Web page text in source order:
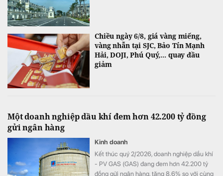
Chiều ngày 6/8, giá vàng miếng,
vàng nhẫn tại SJC, Bảo Tín Mạnh
Hải, DOJI, Phú Quý,... quay đầu
giảm
Một doanh nghiệp dầu khí đem hơn 42.200 tỷ đồng
gửi ngân hàng
Kinh doanh
Kết thúc quý 2/2026, doanh nghiệp dầu khí
- PV GAS (GAS) đang đem hơn 42.200 tỷ
đồng gửi ngân hàng, tăng 8,6% so với cùng